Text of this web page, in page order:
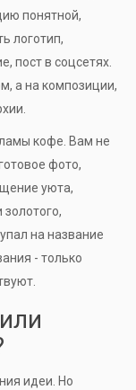
понятной,
логотип,
пост в соцсетях.
а на композиции,
кофе. Вам не
фото,
уюта,
на название
- только
идеи. Но